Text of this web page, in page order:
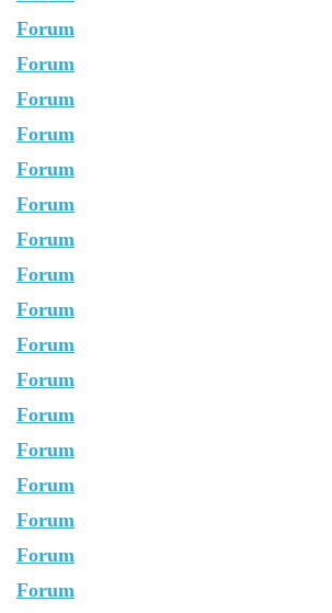
Forum
Forum
Forum
Forum
Forum
Forum
Forum
Forum
Forum
Forum
Forum
Forum
Forum
Forum
Forum
Forum
Forum